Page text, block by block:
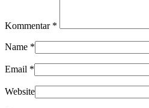
Kommentar *
Name *
Email *
Website